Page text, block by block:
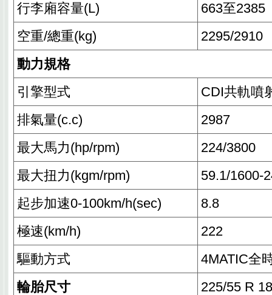
行李廂容量(L)
663至2385
空重/總重(kg)
2295/2910
動力規格
引擎型式
CDI共軌噴
排氣量(c.c)
2987
最大馬力(hp/rpm)
224/3800
最大扭力(kgm/rpm)
59.1/1600-
起步加速0-100km/h(sec)
8.8
極速(km/h)
222
驅動方式
4MATIC全
輪胎尺寸
225/55 R 18